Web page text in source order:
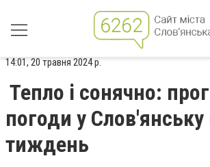
14:01, 20 травня 2024 р.
Тепло і сонячно:
погоди у Слов'янську
тиждень